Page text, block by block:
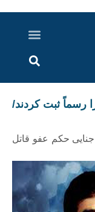
رسماً ثبت کردند/
حکم عفو قاتل